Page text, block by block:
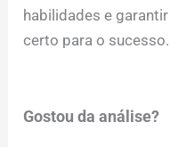
habilidades e
certo para o sucesso.
Gostou da análise?